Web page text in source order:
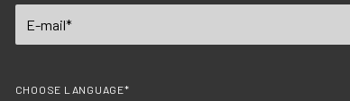
CHOOSE LANGUAGE*